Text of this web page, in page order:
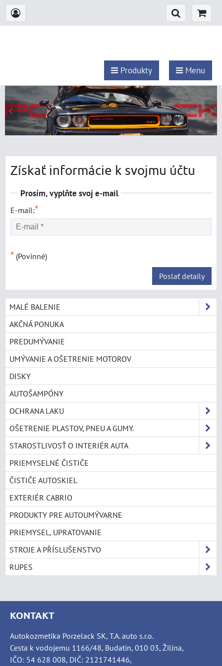
Produkty Menu
Získať informácie k svojmu účtu
Prosím, vyplňte svoj e-mail
E-mail:*
* (Povinné)
Poslať detaily
MALÉ BALENIE
AKČNÁ PONUKA
PREDUMÝVANIE
UMÝVANIE A OŠETRENIE MOTOROV
DISKY
AUTOŠAMPÓNY
OCHRANA LAKU
OŠETRENIE PLASTOV, PNEU A GUMY.
STAROSTLIVOSŤ O INTERIÉR AUTA
PRIEMYSELNÉ ČISTIČE
ČISTIČE AUTOSKIEL
EXTERIÉR CABRIO
PRODUKTY PRE AUTOUMÝVARNE
PRIEMYSEL, UPRATOVANIE
STROJE A PŘÍSLUŠENSTVO
RUPES
KONTAKT
Autokozmetika Porzelack SK, T.A. auto s.r.o.
Cesta k vodojemu 1166/48, Budatín, 010 03, Žilina,
IČO: 54 628 008, DIČ: 2121741446,